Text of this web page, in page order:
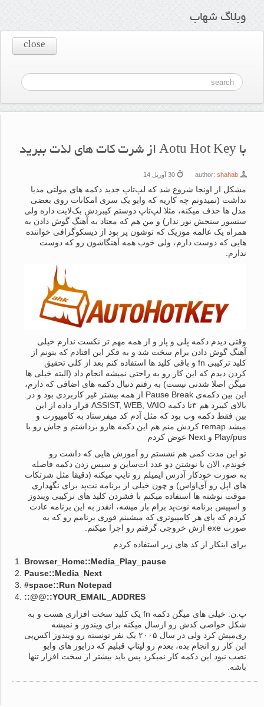
وبلاگ شهاب
close
author:shahab
مشکل از اونجا شروع شد که لپ‌تاپ جدید دکمه های مولتی مدیا
نداشت (نمیدونم چه کاریه که وایو یک سری امکانات روی بعضی
مدل ها حذف میکنه، مثلا لپ‌تاپ دوستم کیبردش بک‌لایت داره ولی
سنسور سنجش نور ندار) و من هم که معتاد به آهنگ گوش دادن به
همراه یک عالمه موزیک که توشون پر بود از دیسکوگرافی خواننده
هایی که دوست دارم، ولی خوب همه آهنگاشون رو که دوست
ندارم.
وقتی دیدم دکمه پلی و پاز و از همه مهم تر نکست ندارم خیلی
آهنگ گوش دادن برام سخت شد و به فکر این افتادم که بتونم از
کلید ترکیبی fn و باقی کلید ها استفاده کنم بعد از کلی تحقیق
کردن دیدم که این کار رو به راحتی نمیشه انجام داد (البته خیلی ها
میگن اصلا شدنی نیست) به رفتم دنبال دکمه های اضافی که دارم،
این بین دکمه‌ی Pause Break‌ از همه بیشتر غیر کاربردی بود و در
بالای کیبرد هم ۳تا دکمه ASSIST, WEB, VAIO قرار داده از این
بین فقط دکمه وب بود که مثل آدم کد میفرستاد به کامپیورت و
میشد remap کردش منم هم این دکمه هارو برداشتم و جاش رو با
Play/pus و Next عوض کردم
تو این مدت کمی هم نشستم رو آموزش هایی که داشت رو
خوندم، الان با نوشتن دو عدد ات‌ساین و سپس زدن دکمه فاصله
به صورت خودکار آدرس ایمیلم رو تایپ میکنه (دقیقا مثل شرتکات
های اپل رو آی‌اواس) و چون خیلی از برنامه نت‌پد برای نگهداری
موقت نوشته ها استفاده میکنم با فشردن کلید های ترکیبی ویندوز
و اسپیس برنامه نوت‌پد برام باز میشه، انقدر به این برنامه عادت
کردم که پای هر کامپیوتری که میشینم فوری برنامم رو که به
صورت exe ازش خروجی گرفتم رو اجرا میکنم.
برای اینکار از کد های زیر استفاده کردم
Browser_Home::Media_Play_pause
Pause::Media_Next
#space::Run Notepad
::@@::YOUR_EMAIL_ADDRES
پ.ن: خیلی های میگن دکمه fn یک کلید سخت افزاری هست و به
شکل خواصی کدش رو ارسال میکنه برای ویندوز و نمیشه
ری‌مپش کرد ولی در سال ۲۰۰۵ یک نفر تونسته رو ویندوز اکس‌پی
این کار رو انجام بده، بعدم رو لپتاپ قبلیم که درایور های وایو
نصب نبود این دکمه کار نمیکرد پس باید بیشتر از سخت افزار تنها
باشه.